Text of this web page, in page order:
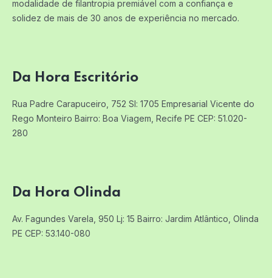
modalidade de filantropia premiável com a confiança e
solidez de mais de 30 anos de experiência no mercado.
Da Hora Escritório
Rua Padre Carapuceiro, 752 Sl: 1705 Empresarial Vicente do
Rego Monteiro Bairro: Boa Viagem, Recife PE CEP: 51.020-
280
Da Hora Olinda
Av. Fagundes Varela, 950 Lj: 15 Bairro: Jardim Atlântico, Olinda
PE CEP: 53.140-080